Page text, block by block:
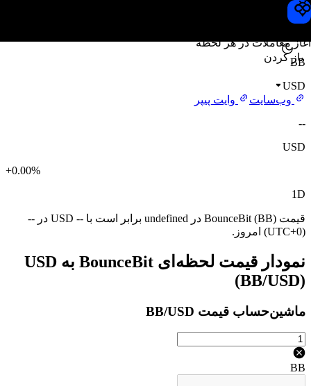
آغاز معاملات در هر لحظه
باز کردن
قیمت BounceBit
BB
USD
وب‌سایت
وایت پیپر
--
USD
+0.00%
1D
قیمت BounceBit (BB) در undefined برابر است با -- USD در --
(UTC+0) امروز.
نمودار قیمت لحظه‌ای BounceBit به USD
(BB/USD)
ماشین‌حساب قیمت BB/USD
BB